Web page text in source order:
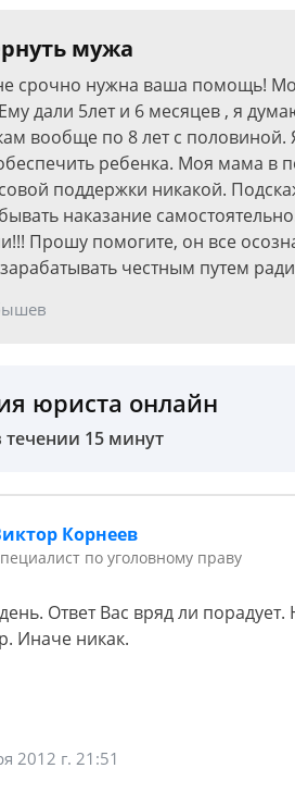
мужа
срочно нужна ваша помощь!
дали 5лет и 6 месяцев , я
вообще по 8 лет с
ребенка. Моя мама в
поддержки никакой.
наказание
Прошу помогите, он все
честным путем
юриста онлайн
течении 15 минут
Корнеев
по уголовному праву
Ответ Вас вряд ли
Иначе никак.
2012 г. 21:51